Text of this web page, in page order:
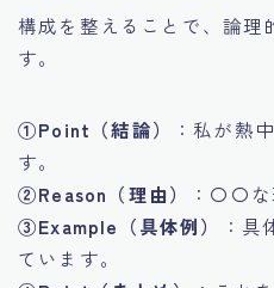
構成を整えることで、論理
す。
①Point（結論）
：私が熱
す。
②Reason（理由）
：〇〇
③Example（具体例）
：具
ています。